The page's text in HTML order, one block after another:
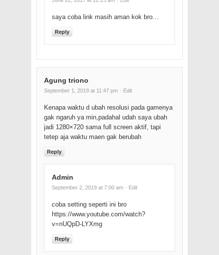
saya coba link masih aman kok bro…
Reply
Agung triono
September 1, 2019 at 11:47 pm · Edit
Kenapa waktu d ubah resolusi pada gamenya
gak ngaruh ya min,padahal udah saya ubah
jadi 1280×720 sama full screen aktif, tapi
tetep aja waktu maen gak berubah
Reply
Admin
September 2, 2019 at 7:00 am · Edit
coba setting seperti ini bro
https://www.youtube.com/watch?
v=nUQpD-LYXmg
Reply